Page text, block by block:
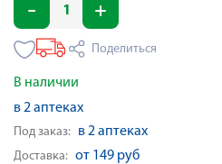
Поделиться
В наличии
в 2 аптеках
Под заказ: в 2 аптеках
Доставка: от 149 руб